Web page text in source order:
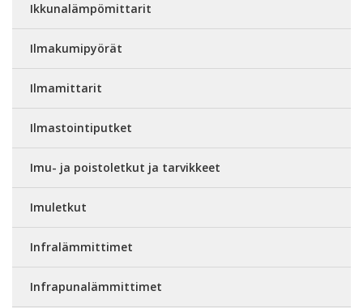
Ikkunalämpömittarit
Ilmakumipyörät
Ilmamittarit
Ilmastointiputket
Imu- ja poistoletkut ja tarvikkeet
Imuletkut
Infralämmittimet
Infrapunalämmittimet